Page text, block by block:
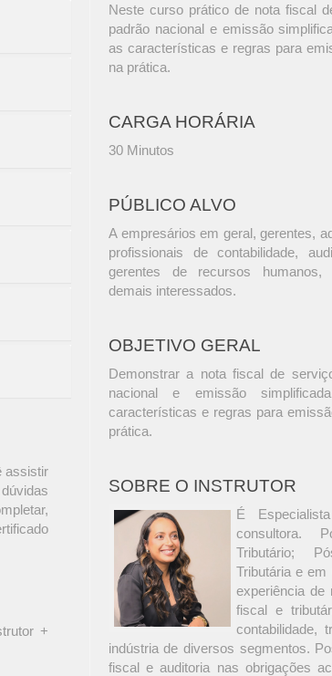
assistir
+
Neste curso prático de nota fiscal
padrão nacional e emissão
as características e regras para
na prática.
CARGA HORÁRIA
30 Minutos
PÚBLICO ALVO
A empresários em geral, gerentes,
profissionais de contabilidade,
gerentes de recursos humanos,
demais interessados.
OBJETIVO GERAL
Demonstrar a nota fiscal de
nacional e emissão
características e regras para
prática.
SOBRE O INSTRUTOR
É
consultora.
Tributário;
Tributária e
experiência
fiscal e
contabilidade,
indústria de diversos segmentos.
fiscal e auditoria nas obrigações